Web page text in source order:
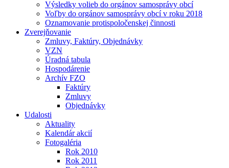
Výsledky volieb do orgánov samosprávy obcí
Voľby do orgánov samosprávy obcí v roku 2018
Oznamovanie protispoločenskej činnosti
Zverejňovanie
Zmluvy, Faktúry, Objednávky
VZN
Úradná tabula
Hospodárenie
Archív FZO
Faktúry
Zmluvy
Objednávky
Udalosti
Aktuality
Kalendár akcií
Fotogaléria
Rok 2010
Rok 2011